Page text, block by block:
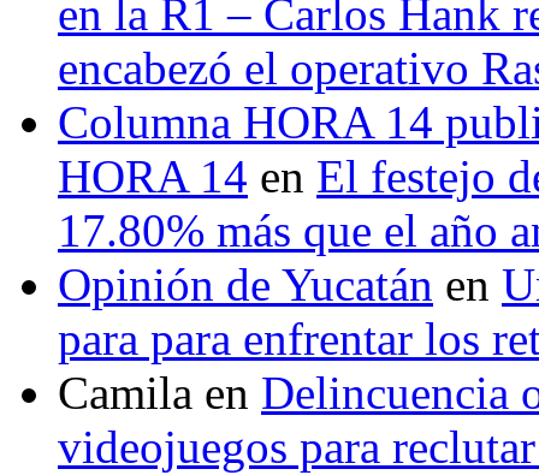
en la R1 – Carlos Hank
encabezó el operativo
Columna HORA 14
HORA 14 en El festejo
17.80% más que el año
Opinión de Yucatán en
para para enfrentar los
Camila en Delincuencia
videojuegos para